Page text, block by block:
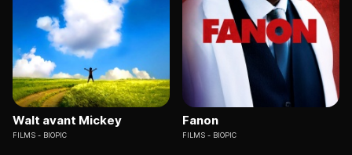
Walt avant Mickey
FILMS BIOPIC
Fanon
FILMS BIOPIC